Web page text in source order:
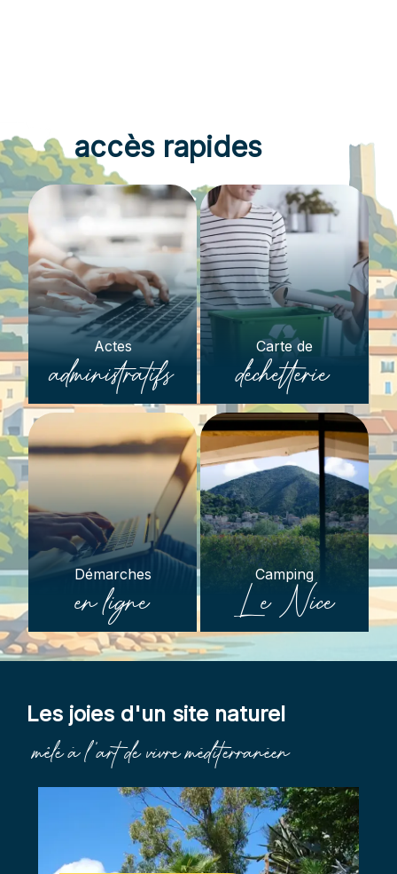
accès rapides
Actes
administratifs
Carte de
déchetterie
Démarches
en ligne
Camping
Le Nice
Les joies d'un site naturel
mêlé à l'art de vivre méditerranéen